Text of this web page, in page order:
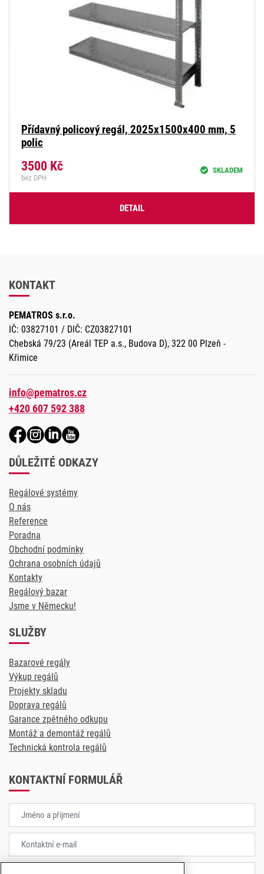
Přídavný policový regál, 2025x1500x400 mm, 5
polic
3500 Kč
bez DPH
SKLADEM
DETAIL
KONTAKT
PEMATROS s.r.o.
IČ: 03827101 / DIČ: CZ03827101
Chebská 79/23 (Areál TEP a.s., Budova D), 322 00 Plzeň -
Křimice
info@pematros.cz
+420 607 592 388
DŮLEŽITÉ ODKAZY
Regálové systémy
O nás
Reference
Poradna
Obchodní podmínky
Ochrana osobních údajů
Kontakty
Regálový bazar
Jsme v Německu!
SLUŽBY
Bazarové regály
Výkup regálů
Projekty skladu
Doprava regálů
Garance zpětného odkupu
Montáž a demontáž regálů
Technická kontrola regálů
KONTAKTNÍ FORMULÁŘ